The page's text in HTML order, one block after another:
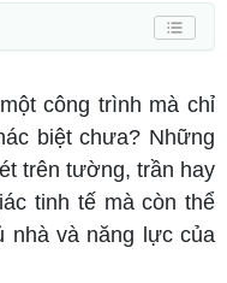
công trình mà chỉ
biệt chưa? Những
trên tường, trần hay
tinh tế mà còn thể
nhà và năng lực của